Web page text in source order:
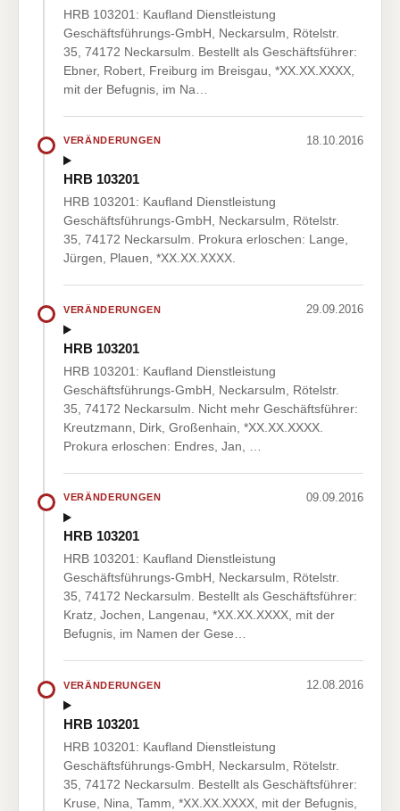
HRB 103201: Kaufland Dienstleistung
Geschäftsführungs-GmbH, Neckarsulm, Rötelstr.
35, 74172 Neckarsulm. Bestellt als Geschäftsführer:
Ebner, Robert, Freiburg im Breisgau, *XX.XX.XXXX,
mit der Befugnis, im Na…
VERÄNDERUNGEN 18.10.2016
HRB 103201
HRB 103201: Kaufland Dienstleistung
Geschäftsführungs-GmbH, Neckarsulm, Rötelstr.
35, 74172 Neckarsulm. Prokura erloschen: Lange,
Jürgen, Plauen, *XX.XX.XXXX.
VERÄNDERUNGEN 29.09.2016
HRB 103201
HRB 103201: Kaufland Dienstleistung
Geschäftsführungs-GmbH, Neckarsulm, Rötelstr.
35, 74172 Neckarsulm. Nicht mehr Geschäftsführer:
Kreutzmann, Dirk, Großenhain, *XX.XX.XXXX.
Prokura erloschen: Endres, Jan, …
VERÄNDERUNGEN 09.09.2016
HRB 103201
HRB 103201: Kaufland Dienstleistung
Geschäftsführungs-GmbH, Neckarsulm, Rötelstr.
35, 74172 Neckarsulm. Bestellt als Geschäftsführer:
Kratz, Jochen, Langenau, *XX.XX.XXXX, mit der
Befugnis, im Namen der Gese…
VERÄNDERUNGEN 12.08.2016
HRB 103201
HRB 103201: Kaufland Dienstleistung
Geschäftsführungs-GmbH, Neckarsulm, Rötelstr.
35, 74172 Neckarsulm. Bestellt als Geschäftsführer:
Kruse, Nina, Tamm, *XX.XX.XXXX, mit der Befugnis,